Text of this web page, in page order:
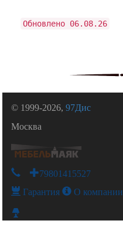
Обновлено 06.08.26
© 1999-2026,97Дис
Москва
+79801415527
Гарантия О компании